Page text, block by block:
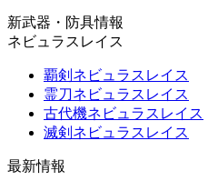
新武器・防具情報
ネビュラスレイス
覇剣ネビュラスレイス
霊刀ネビュラスレイス
古代機ネビュラスレイス
滅剣ネビュラスレイス
最新情報